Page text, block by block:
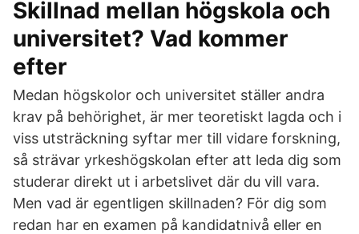
Skillnad mellan högskola och
universitet? Vad kommer
efter
Medan högskolor och universitet ställer andra
krav på behörighet, är mer teoretiskt lagda och i
viss utsträckning syftar mer till vidare forskning,
så strävar yrkeshögskolan efter att leda dig som
studerar direkt ut i arbetslivet där du vill vara.
Men vad är egentligen skillnaden? För dig som
redan har en examen på kandidatnivå eller en